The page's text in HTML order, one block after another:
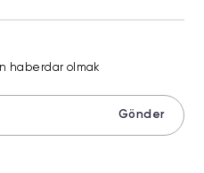
haberdar olmak
Gönder